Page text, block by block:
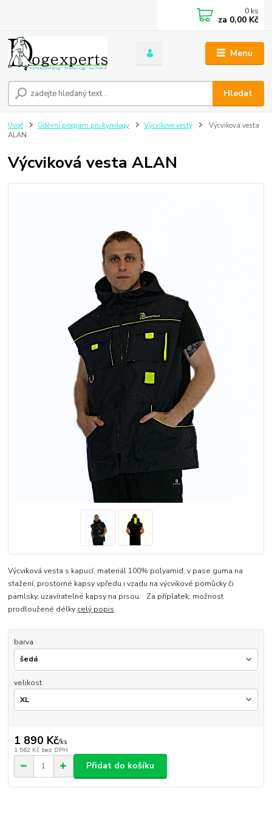
Menu
Hledat
0 ks
za 0,00 Kč
Úvod Oděvní program pro kynology Výcvikové vesty
Výcviková vesta
ALAN
Výcviková vesta ALAN
Výcviková vesta s kapucí, materiál 100% polyamid, v pase guma na
stažení, prostorné kapsy vpředu i vzadu na výcvikové pomůcky či
pamlsky, uzavíratelné kapsy na prsou. Za příplatek: možnost
prodloužené délky celý popis
barva
velikost
1 890 Kč/ks
1 562 Kč bez DPH
Přidat do košíku